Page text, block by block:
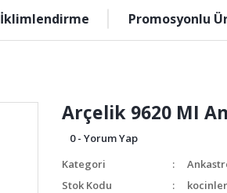
İklimlendirme Promosyonlu
Arçelik 9620 MI
0 - Yorum Yap
Kategori
Stok Kodu